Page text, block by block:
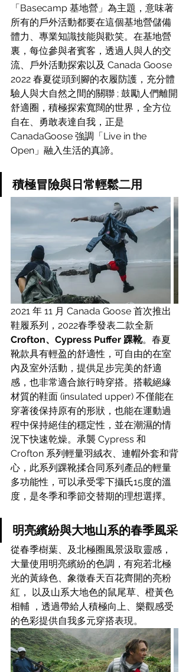
「Basecamp 基地營」為主題，意味著
所有的戶外活動都要在這個基地營儲備
體力、專業知識技能與歡笑。在基地營
裏，每位參與者賓客，透過人與人的交
流、戶外活動探索以及 Canada Goose
2022 春夏從頭到腳的衣履防護，充分體
驗人與大自然之間的關聯 ; 鼓勵人們離開
舒適圈，積極探索寬闊的世界，全方位
自在、勇敢表達自我，正是
CanadaGoose 強調「Live in the
Open」融入生活的真諦。
積極冒險與日常輕鬆二用
2021 年 11 月 Canada Goose 首次推出
鞋履系列，2022春季發表二款全新
Crofton、Cypress Puffer 踝靴。春夏
靴款具有輕盈的舒適性，可自由的在室
內及室外活動，提供足步完美的舒適
感，也非常適合旅行時穿搭。搭載絕緣
材質的鞋面 (insulated upper) 不僅能在
穿著後保持原有的形狀，也能在運動過
程中保持絕佳的穩定性，並在潮濕的情
況下快速乾燥。承襲 Cypress 和
Crofton 系列輕量羽絨衣、連帽外套和背
心，此系列踝靴揉合同系列產品的輕量
多功能性，可以承受零下攝氏15度的溫
度，是冬季和季節交替期的理想選擇。
明亮繽紛與大地山系的春季風采
從春季樹葉、及北極圈風景汲取靈感，
大量使用明亮繽紛的色調，有宛若北極
光的黃綠色、象徵春天百花齊開的亮粉
紅， 以及山系大地色的鼠尾草、橙黃色
相輔 ，透過帶給人積極向上、樂觀感受
的色彩提供自我多元穿搭表現。